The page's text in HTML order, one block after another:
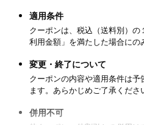
適用条件
クーポンは、税込（送料別）
利用金額」を満たした場合にの
変更・終了について
クーポンの内容や適用条件は
ます。あらかじめご了承くださ
併用不可